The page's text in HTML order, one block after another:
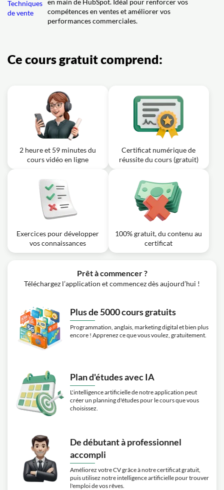
en main de HubSpot. Idéal pour renforcer vos
compétences en ventes et améliorer vos
performances commerciales.
Ce cours gratuit comprend:
2 heure et 59 minutes du
cours vidéo en ligne
Certificat numérique de
réussite du cours (gratuit)
Exercices pour développer
vos connaissances
100% gratuit, du contenu au
certificat
Prêt à commencer ?
Téléchargez l’application et commencez dès aujourd’hui !
Plus de 5000 cours gratuits
Programmation, anglais, marketing digital et bien plus
encore ! Apprenez ce que vous voulez, gratuitement.
Plan d'études avec IA
L'intelligence artificielle de notre application peut
créer un planning d'études pour le cours que vous
choisissez.
De débutant à professionnel
accompli
Améliorez votre CV grâce à notre certificat gratuit,
puis utilisez notre intelligence artificielle pour trouver
l'emploi de vos rêves.